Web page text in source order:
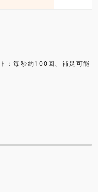
：毎秒約100回、補足可能